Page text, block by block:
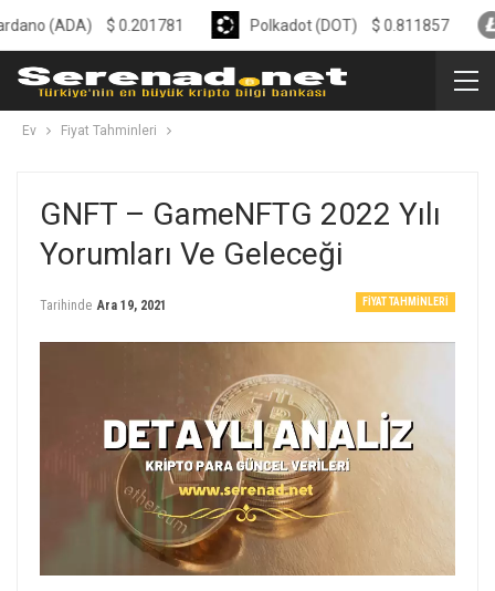
Ev Fiyat Tahminleri
GNFT – GameNFTG 2022 Yılı
Yorumları Ve Geleceği
FIYAT TAHMINLERI
Tarihinde Ara 19, 2021
$0.201781 Polkadot (DOT) $0.811857